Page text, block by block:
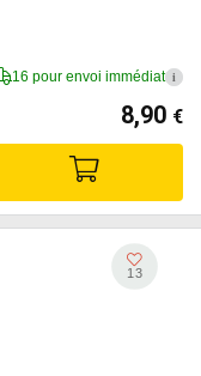
16 pour envoi immédiat i
8,90 €
13